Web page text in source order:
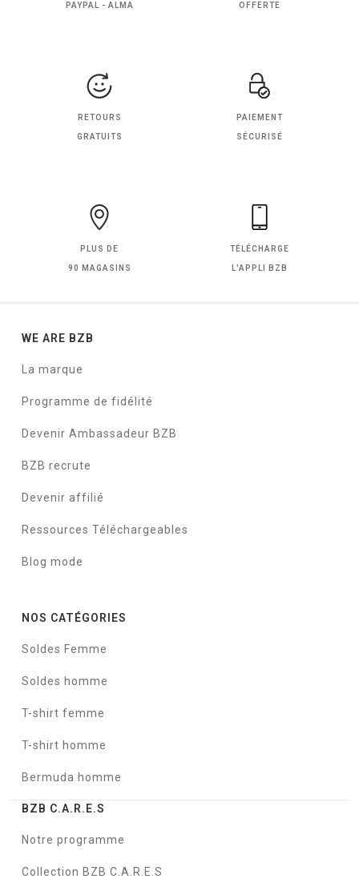
PAYPAL - ALMA OFFERTE
RETOURS
GRATUITS
PAIEMENT
SÉCURISÉ
PLUS DE
90 MAGASINS
TÉLÉCHARGE
L'APPLI BZB
WE ARE BZB
La marque
Programme de fidélité
Devenir Ambassadeur BZB
BZB recrute
Devenir affilié
Ressources Téléchargeables
Blog mode
NOS CATÉGORIES
Soldes Femme
Soldes homme
T-shirt femme
T-shirt homme
Bermuda homme
BZB C.A.R.E.S
Notre programme
Collection BZB C.A.R.E.S